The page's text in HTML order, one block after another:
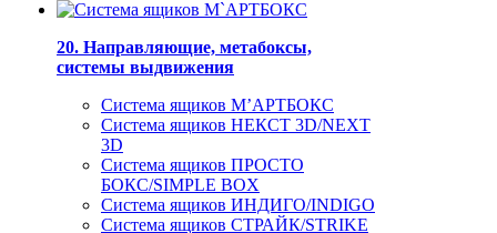
20. Направляющие, метабоксы,
системы выдвижения
Система ящиков М’АРТБОКС
Система ящиков НЕКСТ 3D/NEXT
3D
Система ящиков ПРОСТО
БОКС/SIMPLE BOX
Система ящиков ИНДИГО/INDIGO
Система ящиков СТРАЙК/STRIKE